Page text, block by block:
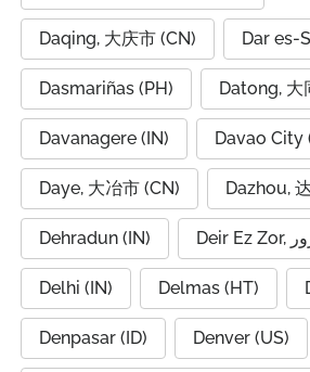
Daqing, 大庆市 (CN) Dar es-
Dasmariñas (PH) Datong, 大
Davanagere (IN) Davao City
Daye, 大冶市 (CN) Dazhou,
Dehradun (IN)
Delhi (IN) Delmas (HT)
Denpasar (ID) Denver (US)